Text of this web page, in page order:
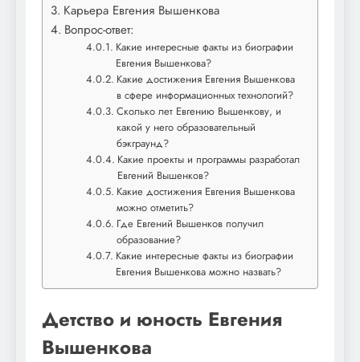
Карьера Евгения Вышенкова
Вопрос-ответ:
Какие интересные факты из биографии
Евгения Вышенкова?
Какие достижения Евгения Вышенкова
в сфере информационных технологий?
Сколько лет Евгению Вышенкову, и
какой у него образовательный
бэкграунд?
Какие проекты и программы разработал
Евгений Вышенков?
Какие достижения Евгения Вышенкова
можно отметить?
Где Евгений Вышенков получил
образование?
Какие интересные факты из биографии
Евгения Вышенкова можно назвать?
Детство и юность Евгения
Вышенкова